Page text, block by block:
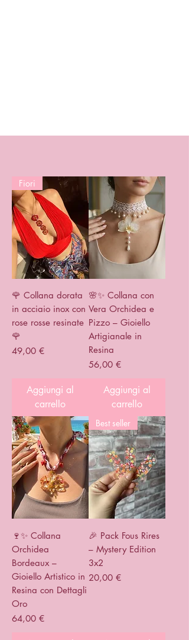
Fiori
🌹 Collana dorata
in acciaio inox con
rose rosse resinate
🌹
Prezzo
49,00 €
Aggiungi al
carrello
🌸✨ Collana con
Vera Orchidea e
Pizzo – Gioiello
Artigianale in
Resina
Prezzo
56,00 €
Aggiungi al
carrello
🍷✨ Collana
Orchidea
Bordeaux –
Gioiello Artistico in
Resina con Dettagli
Oro
Prezzo
64,00 €
Best seller
🎉 Pack Fous Rires
– Mystery Edition
3x2
Prezzo
20,00 €